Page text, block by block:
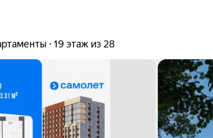
19 этаж из 28